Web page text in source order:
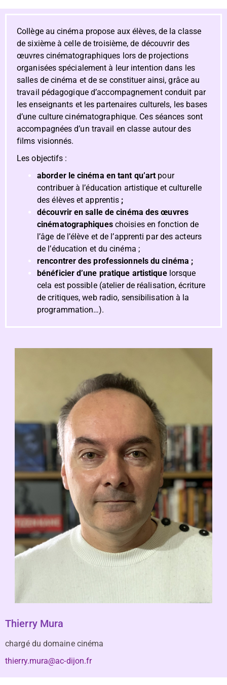
Collège au cinéma propose aux élèves, de la classe
de sixième à celle de troisième, de découvrir des
œuvres cinématographiques lors de projections
organisées spécialement à leur intention dans les
salles de cinéma et de se constituer ainsi, grâce au
travail pédagogique d’accompagnement conduit par
les enseignants et les partenaires culturels, les bases
d’une culture cinématographique. Ces séances sont
accompagnées d’un travail en classe autour des
films visionnés.
Les objectifs :
aborder le cinéma en tant qu’art pour
contribuer à l’éducation artistique et culturelle
des élèves et apprentis ;
découvrir en salle de cinéma des œuvres
cinématographiqueschoisies en fonction de
l’âge de l’élève et de l’apprenti par des acteurs
de l’éducation et du cinéma ;
rencontrer des professionnels du cinéma ;
bénéficier d’une pratique artistiquelorsque
cela est possible (atelier de réalisation, écriture
de critiques, web radio, sensibilisation à la
programmation…).
Thierry Mura
chargé du domaine cinéma
thierry.mura@ac-dijon.fr